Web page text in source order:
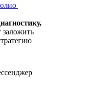
заложить